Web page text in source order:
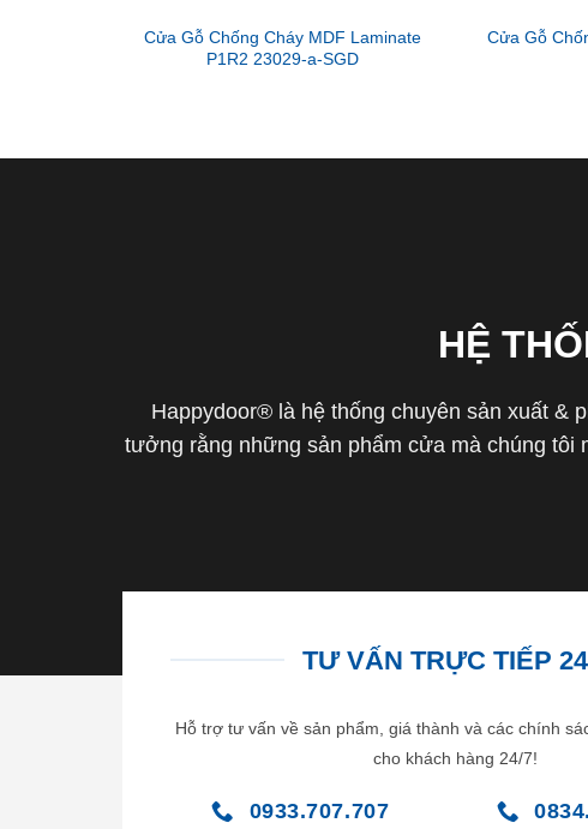
Cửa Gỗ Chống Cháy MDF Laminate
P1R2 23029-a-SGD
Cửa Gỗ
HỆ
Happydoor® là hệ thống chuyên sản xuất &
tưởng rằng những sản phẩm cửa mà chúng tôi
TƯ VẤN TRỰC TIẾP
Hỗ trợ tư vấn về sản phẩm, giá thành và các chính
cho khách hàng 24/7!
0933.707.707